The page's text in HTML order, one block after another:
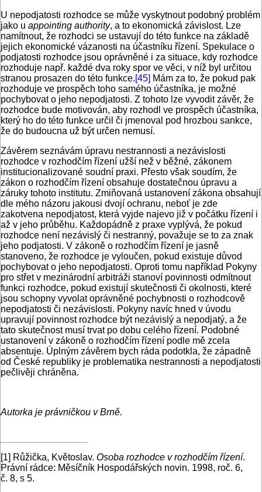
U nepodjatosti rozhodce se může vyskytnout podobný problém
jako u appointing authority, a to ekonomická závislost. Lze
namítnout, že rozhodci se ustavují do této funkce na základě
jejich ekonomické vázanosti na účastníku řízení. Spekulace o
podjatosti rozhodce jsou oprávněné i za situace, kdy rozhodce
rozhoduje např. každé dva roky spor ve věci, v níž byl určitou
stranou prosazen do této funkce.[45] Mám za to, že pokud pak
rozhoduje ve prospěch toho samého účastníka, je možné
pochybovat o jeho nepodjatosti. Z tohoto lze vyvodit závěr, že
rozhodce bude motivován, aby rozhodl ve prospěch účastníka,
který ho do této funkce určil či jmenoval pod hrozbou sankce,
že do budoucna už být určen nemusí.
Závěrem seznávám úpravu nestrannosti a nezávislosti
rozhodce v rozhodčím řízení užší než v běžné, zákonem
institucionalizované soudní praxi. Přesto však soudím, že
zákon o rozhodčím řízení obsahuje dostatečnou úpravu a
záruky tohoto institutu. Zmiňovaná ustanovení zákona obsahují
dle mého názoru jakousi dvojí ochranu, neboť je zde
zakotvena nepodjatost, která vyjde najevo již v počátku řízení i
až v jeho průběhu. Každopádně z praxe vyplývá, že pokud
rozhodce není nezávislý či nestranný, považuje se to za znak
jeho podjatosti. V zákoně o rozhodčím řízení je jasně
stanoveno, že rozhodce je vyloučen, pokud existuje důvod
pochybovat o jeho nepodjatosti. Oproti tomu například Pokyny
pro střet v mezinárodní arbitráži stanoví povinnosti odmítnout
funkci rozhodce, pokud existují skutečnosti či okolnosti, které
jsou schopny vyvolat oprávněné pochybnosti o rozhodcově
nepodjatosti či nezávislosti. Pokyny navíc hned v úvodu
upravují povinnost rozhodce být nezávislý a nepodjatý, a že
tato skutečnost musí trvat po dobu celého řízení. Podobné
ustanovení v zákoně o rozhodčím řízení podle mě zcela
absentuje. Úplným závěrem bych ráda podotkla, že západně
od České republiky je problematika nestrannosti a nepodjatosti
pečlivěji chráněna.
Autorka je právničkou v Brně.
[1] Růžička, Květoslav. Osoba rozhodce v rozhodčím řízení.
Právní rádce: Měsíčník Hospodářských novin. 1998, roč. 6,
č. 8, s 5.